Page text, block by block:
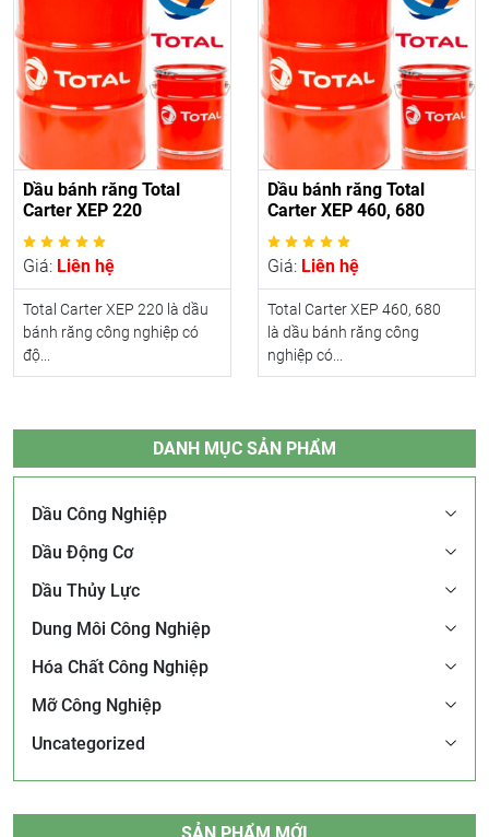
Dầu bánh răng Total
Carter XEP 220
Giá: Liên hệ
Total Carter XEP 220 là dầu
bánh răng công nghiệp có
độ...
Dầu bánh răng Total
Carter XEP 460, 680
Giá: Liên hệ
Total Carter XEP 460, 680
là dầu bánh răng công
nghiệp có...
DANH MỤC SẢN PHẨM
Dầu Công Nghiệp
Dầu Động Cơ
Dầu Thủy Lực
Dung Môi Công Nghiệp
Hóa Chất Công Nghiệp
Mỡ Công Nghiệp
Uncategorized